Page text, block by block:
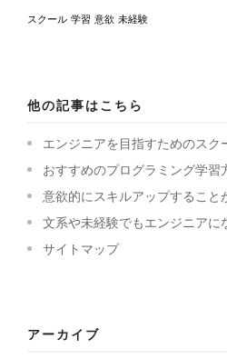
スクール 学習 意欲 未経験
他の記事はこちら
エンジニアを目指すためのスク
おすすめのプログラミング学習
意欲的にスキルアップすること
文系や未経験でもエンジニアに
サイトマップ
アーカイブ